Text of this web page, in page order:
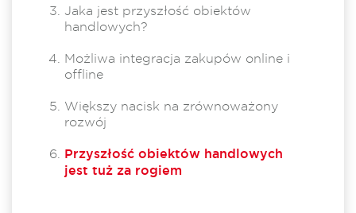
Jaka jest przyszłość obiektów
handlowych?
Możliwa integracja zakupów online i
offline
Większy nacisk na zrównoważony
rozwój
Przyszłość obiektów handlowych
jest tuż za rogiem